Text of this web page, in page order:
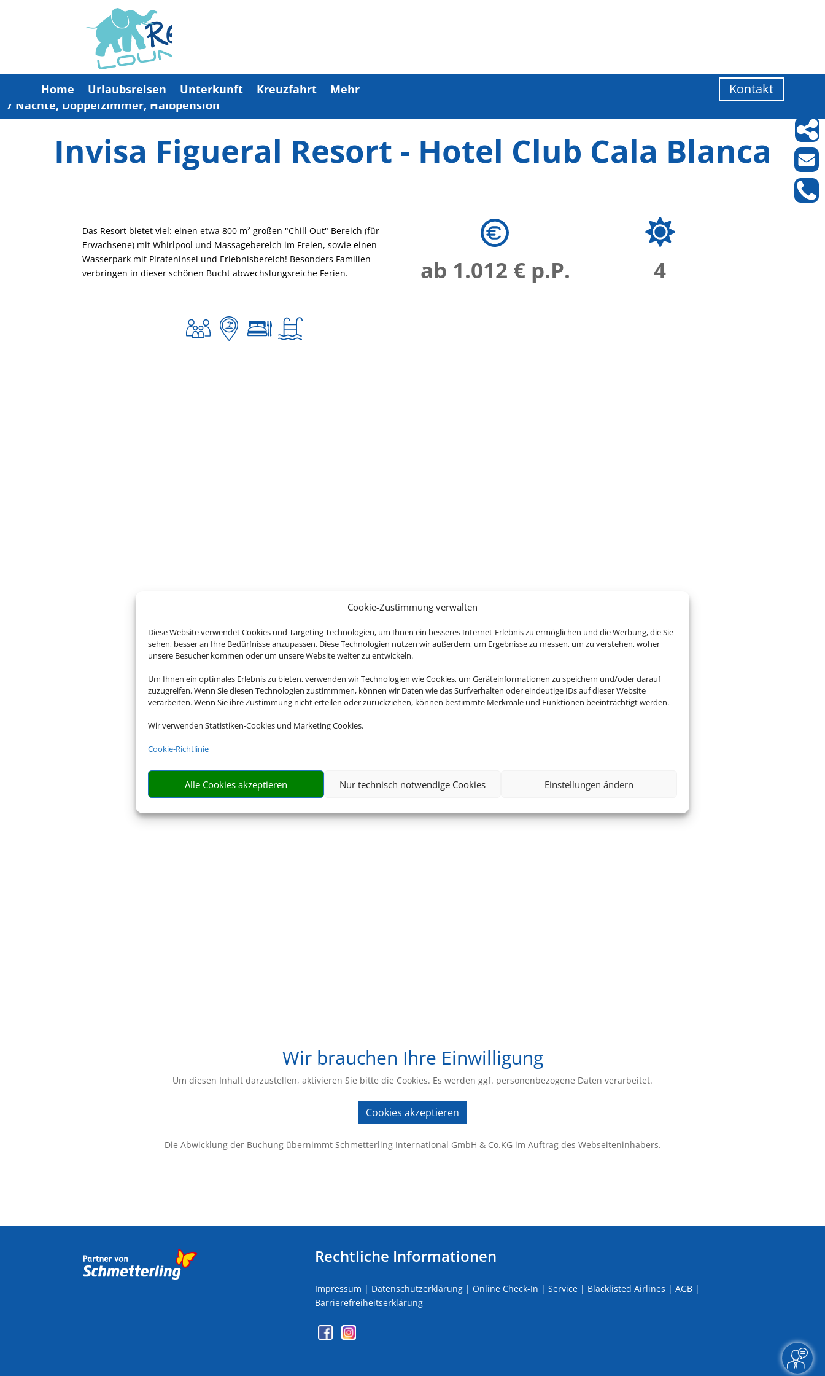
Cookie-Zustimmung verwalten
Diese Website verwendet Cookies und Targeting Technologien, um Ihnen ein besseres Internet-Erlebnis zu ermöglichen und die Werbung, die Sie
sehen, besser an Ihre Bedürfnisse anzupassen. Diese Technologien nutzen wir außerdem, um Ergebnisse zu messen, um zu verstehen, woher
unsere Besucher kommen oder um unsere Website weiter zu entwickeln.
Um Ihnen ein optimales Erlebnis zu bieten, verwenden wir Technologien wie Cookies, um Geräteinformationen zu speichern und/oder darauf
zuzugreifen. Wenn Sie diesen Technologien zustimmmen, können wir Daten wie das Surfverhalten oder eindeutige IDs auf dieser Website
verarbeiten. Wenn Sie ihre Zustimmung nicht erteilen oder zurückziehen, können bestimmte Merkmale und Funktionen beeinträchtigt werden.
Wir verwenden Statistiken-Cookies und Marketing Cookies.
Cookie-Richtlinie
Alle Cookies akzeptieren Nur technisch notwendige Cookies Einstellungen ändern
Home Urlaubsreisen Unterkunft Kreuzfahrt Mehr Kontakt
7 Nächte, Doppelzimmer, Halbpension
Invisa Figueral Resort - Hotel Club Cala Blanca
Das Resort bietet viel: einen etwa 800 m² großen "Chill Out" Bereich (für
Erwachsene) mit Whirlpool und Massagebereich im Freien, sowie einen
Wasserpark mit Pirateninsel und Erlebnisbereich! Besonders Familien
verbringen in dieser schönen Bucht abwechslungsreiche Ferien.
ab 1.012 € p.P. 4
Wir brauchen Ihre Einwilligung
Um diesen Inhalt darzustellen, aktivieren Sie bitte die Cookies. Es werden ggf. personenbezogene Daten verarbeitet.
Cookies akzeptieren
Die Abwicklung der Buchung übernimmt Schmetterling International GmbH & Co.KG im Auftrag des Webseiteninhabers.
Rechtliche Informationen
Impressum | Datenschutzerklärung| Online Check-In | Service| Blacklisted Airlines | AGB|
Barrierefreiheitserklärung